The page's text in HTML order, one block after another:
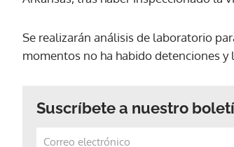
Se realizarán análisis de laboratorio
momentos no ha habido detenciones y
Suscríbete a nuestro